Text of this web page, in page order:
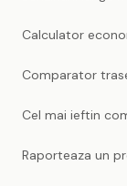
Calculator
Comparator
Cel mai ieftin
Raporteaza un